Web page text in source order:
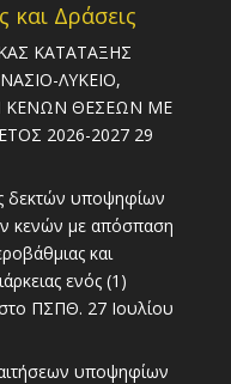
και Δράσεις
ΚΑΤΑΤΑΞΗΣ
ΛΥΚΕΙΟ,
ΚΕΝΩΝ ΘΕΣΕΩΝ ΜΕ
2026-2027 29
δεκτών υποψηφίων
κενών με απόσπαση
και
ενός (1)
στο ΠΣΠΘ. 27 Ιουλίου
υποψηφίων